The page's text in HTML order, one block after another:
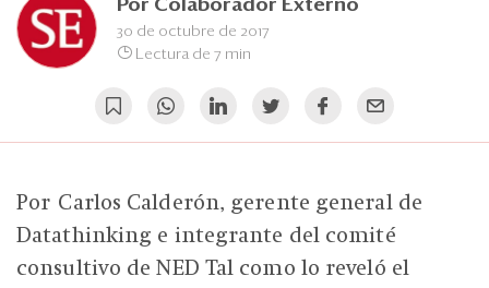
Edición Impresa
Por Colaborador Externo
30 de octubre de 2017
Lectura de 7 min
Por Carlos Calderón, gerente general de
Datathinking e integrante del comité
consultivo de NED Tal como lo reveló el